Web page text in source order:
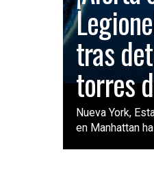
tras
torres
Nueva York,
en Manhattan